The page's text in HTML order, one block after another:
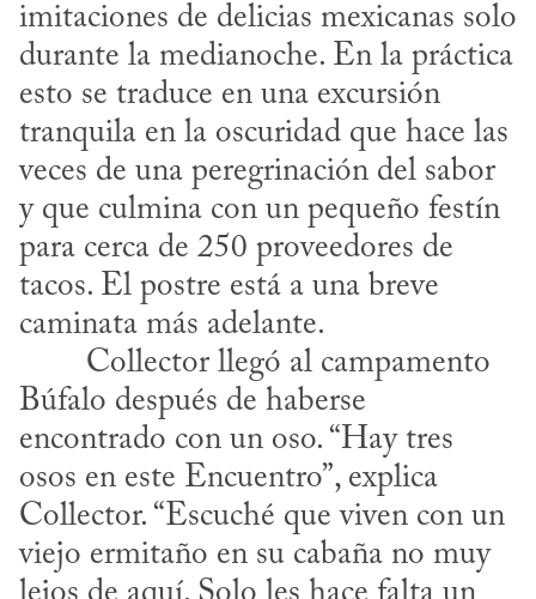
imitaciones de delicias mexicanas solo
durante la medianoche. En la práctica
esto se traduce en una excursión
tranquila en la oscuridad que hace las
veces de una peregrinación del sabor
y que culmina con un pequeño festín
para cerca de 250 proveedores de
tacos. El postre está a una breve
caminata más adelante.
Búfalo después de haberse
encontrado con un oso. “Hay tres
osos en este Encuentro”, explica
Collector. “Escuché que viven con un
viejo ermitaño en su cabaña no muy